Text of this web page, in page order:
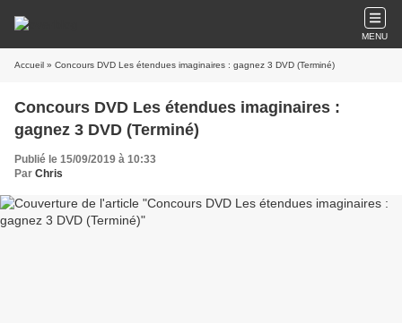
MENU
Accueil » Concours DVD Les étendues imaginaires : gagnez 3 DVD (Terminé)
Concours DVD Les étendues imaginaires :
gagnez 3 DVD (Terminé)
Publié le 15/09/2019 à 10:33
Par Chris